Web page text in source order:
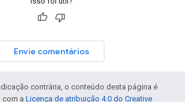
Envie comentários
contrária, o conteúdo desta página é
com a Licença de atribuição 4.0 do Creative